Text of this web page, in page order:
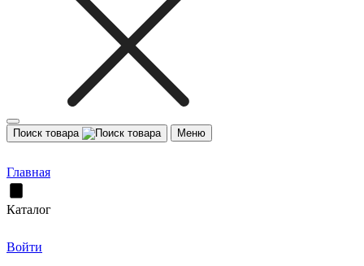
Поиск товара Меню
Главная
Каталог
Войти